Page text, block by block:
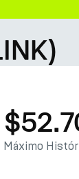
Máximo